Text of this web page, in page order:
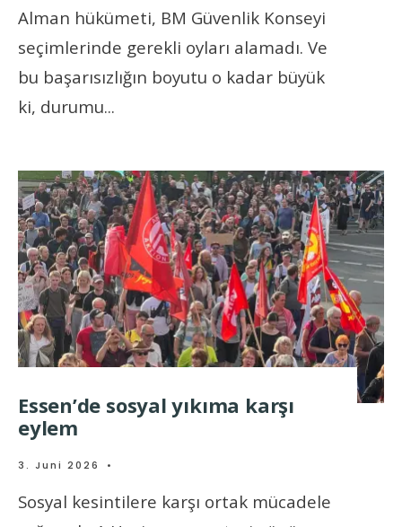
Alman hükümeti, BM Güvenlik Konseyi
seçimlerinde gerekli oyları alamadı. Ve
bu başarısızlığın boyutu o kadar büyük
ki, durumu...
Essen’de sosyal yıkıma karşı
eylem
3. Juni 2026 •
Sosyal kesintilere karşı ortak mücadele